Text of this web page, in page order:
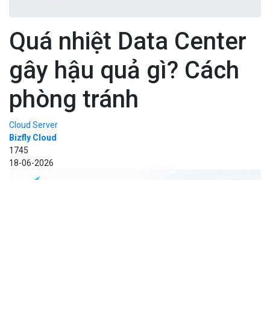
Quá nhiệt Data Center
gây hậu quả gì? Cách
phòng tránh
Cloud Server
Bizfly Cloud
1745
18-06-2026